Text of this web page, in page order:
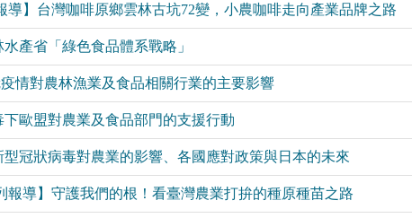
導】台灣咖啡原鄉雲林古坑72變，小農咖啡走向產業品牌之路
產省「綠色食品體系戰略」
情對農林漁業及食品相關行業的主要影響
下歐盟對農業及食品部門的支援行動
型冠狀病毒對農業的影響、各國應對政策與日本的未來
報導】守護我們的根！看臺灣農業打拚的種原種苗之路